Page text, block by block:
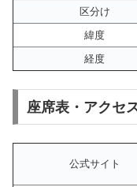
区分け
緯度
経度
座席表・アクセ
公式サイト